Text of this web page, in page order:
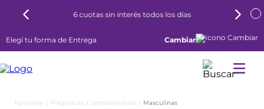
6 cuotas sin interés todos los días
Elegí tu forma de Entrega Cambiar
Fragancias Semiselectivas Masculinas